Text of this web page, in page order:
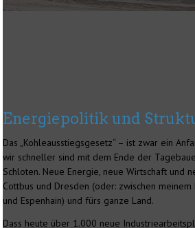
Energiepolitik und
Das „Kohleausstiegsgesetz“ – ist zwar ein
wir schneller sind mit dem Ende der
Schloten. Neue Energie, neue Wirtschaft und
Cottbus und Dresden (oder: zwischen
und Espenhain) und fürs ganze Land.
Dass heute über 1.000 neue